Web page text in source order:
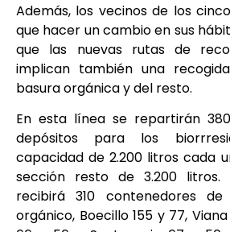
Además, los vecinos de los
que hacer un cambio en sus
que las nuevas rutas de
implican también una
basura orgánica y del resto.
En esta línea se repartirán
depósitos para los
capacidad de 2.200 litros cada
sección resto de 3.200 litros.
recibirá 310 contenedores
orgánico, Boecillo 155 y 77,